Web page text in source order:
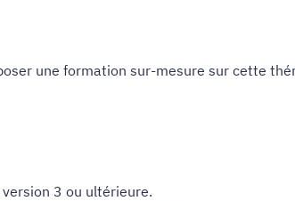
une formation sur-mesure sur cette
3 ou ultérieure.